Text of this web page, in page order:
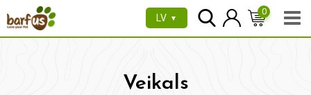
uz
LV ▼
0
Veikals